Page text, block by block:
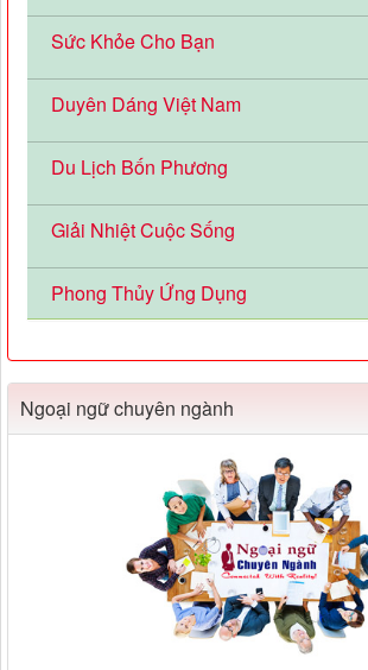
Sức Khỏe Cho Bạn
Duyên Dáng Việt Nam
Du Lịch Bốn Phương
Giải Nhiệt Cuộc Sống
Phong Thủy Ứng Dụng
Ngoại ngữ chuyên ngành